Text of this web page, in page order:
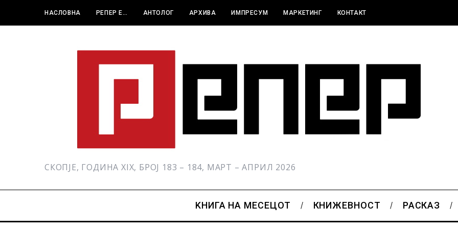
НАСЛОВНА РЕПЕР Е… АНТОЛОГ АРХИВА ИМПРЕСУМ МАРКЕТИНГ КОНТАКТ
СКОПЈЕ, ГОДИНА XIX, БРОЈ 183 – 184, МАРТ – АПРИЛ 2026
KНИГА НА МЕСЕЦОТ КНИЖЕВНОСТ РАСКАЗ